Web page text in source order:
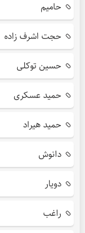
حامیم
حجت اشرف زاده
حسین توکلی
حمید عسکری
حمید هیراد
دانوش
دویار
راغب